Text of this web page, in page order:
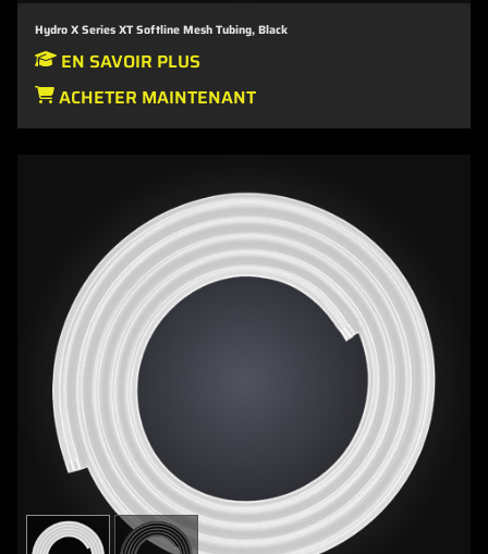
Hydro X Series XT Softline Mesh Tubing, Black
EN SAVOIR PLUS
ACHETER MAINTENANT